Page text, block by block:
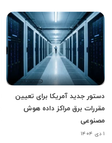
دستور جدید آمریکا برای تعیین
مقررات برق مراکز داده هوش
مصنوعی
۱ دی ۱۴۰۴